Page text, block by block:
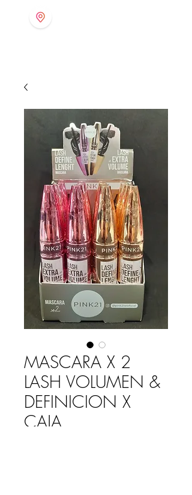
MASCARA X 2
LASH VOLUMEN &
DEFINICION X
CAJA